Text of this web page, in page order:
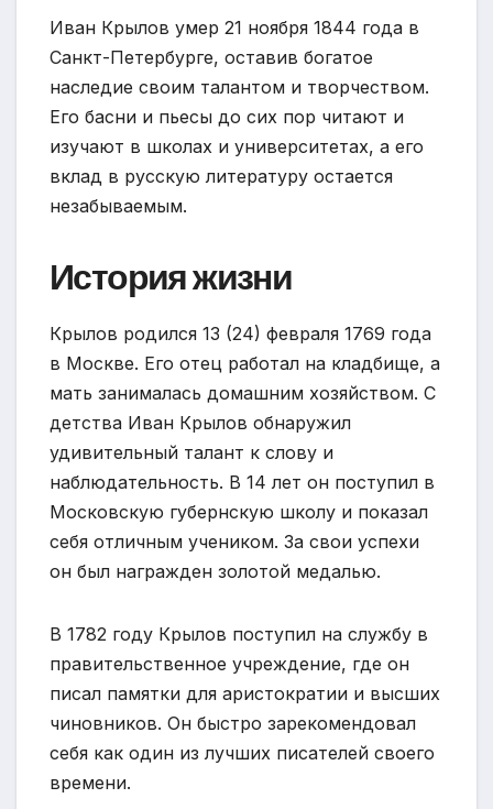
Иван Крылов умер 21 ноября 1844 года в
Санкт-Петербурге, оставив богатое
наследие своим талантом и творчеством.
Его басни и пьесы до сих пор читают и
изучают в школах и университетах, а его
вклад в русскую литературу остается
незабываемым.
История жизни
Крылов родился 13 (24) февраля 1769 года
в Москве. Его отец работал на кладбище, а
мать занималась домашним хозяйством. С
детства Иван Крылов обнаружил
удивительный талант к слову и
наблюдательность. В 14 лет он поступил в
Московскую губернскую школу и показал
себя отличным учеником. За свои успехи
он был награжден золотой медалью.
В 1782 году Крылов поступил на службу в
правительственное учреждение, где он
писал памятки для аристократии и высших
чиновников. Он быстро зарекомендовал
себя как один из лучших писателей своего
времени.